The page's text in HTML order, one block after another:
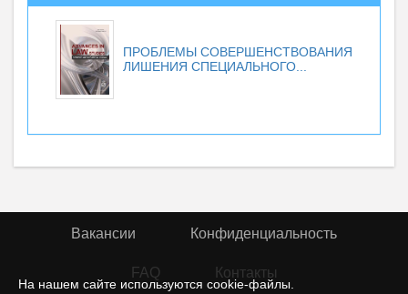
На нашем сайте используются cookie-файлы.
ПРОБЛЕМЫ СОВЕРШЕНСТВОВАНИЯ
ЛИШЕНИЯ СПЕЦИАЛЬНОГО...
Вакансии Конфиденциальность
FAQ Контакты